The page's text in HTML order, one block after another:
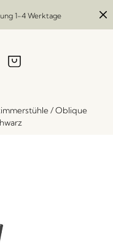
1-4 Werktage
/Oblique